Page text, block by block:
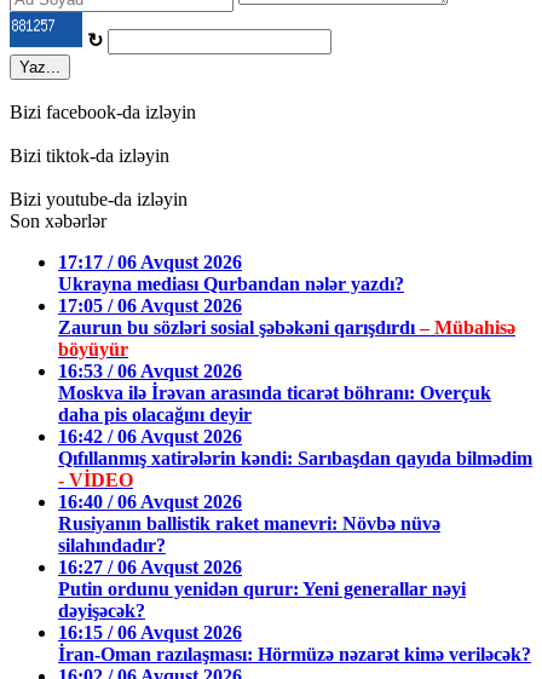
↻
Yaz...
Bizi facebook-da izləyin
Bizi tiktok-da izləyin
Bizi youtube-da izləyin
Son xəbərlər
17:17 / 06 Avqust 2026
Ukrayna mediası Qurbandan nələr yazdı?
17:05 / 06 Avqust 2026
Zaurun bu sözləri sosial şəbəkəni qarışdırdı– Mübahisə
böyüyür
16:53 / 06 Avqust 2026
Moskva ilə İrəvan arasında ticarət böhranı: Overçuk
daha pis olacağını deyir
16:42 / 06 Avqust 2026
Qıfıllanmış xatirələrin kəndi: Sarıbaşdan qayıda bilmədim
- VİDEO
16:40 / 06 Avqust 2026
Rusiyanın ballistik raket manevri: Növbə nüvə
silahındadır?
16:27 / 06 Avqust 2026
Putin ordunu yenidən qurur: Yeni generallar nəyi
dəyişəcək?
16:15 / 06 Avqust 2026
İran-Oman razılaşması: Hörmüzə nəzarət kimə veriləcək?